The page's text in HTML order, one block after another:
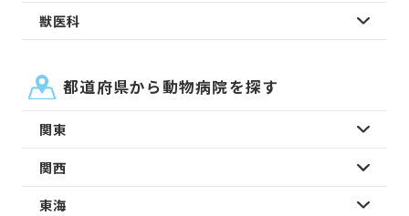
獣医科
都道府県から動物病院を探す
関東
関西
東海